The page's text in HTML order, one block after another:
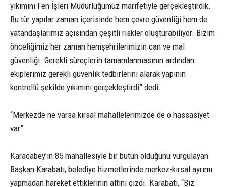
yıkımını Fen İşleri Müdürlüğümüz marifetiyle gerçekleştirdik.
Bu tür yapılar zaman içerisinde hem çevre güvenliği hem de
vatandaşlarımız açısından çeşitli riskler oluşturabiliyor. Bizim
önceliğimiz her zaman hemşehrilerimizin can ve mal
güvenliği. Gerekli süreçlerin tamamlanmasının ardından
ekiplerimiz gerekli güvenlik tedbirlerini alarak yapının
kontrollü şekilde yıkımını gerçekleştirdi” dedi.
“Merkezde ne varsa kırsal mahallelerimizde de o hassasiyet
var”
Karacabey’in 85 mahallesiyle bir bütün olduğunu vurgulayan
Başkan Karabatı, belediye hizmetlerinde merkez-kırsal ayrımı
yapmadan hareket ettiklerinin altını çizdi. Karabatı, “Biz